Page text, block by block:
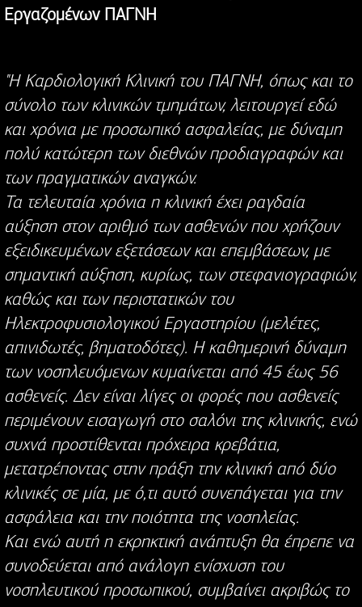
Εργαζομένων ΠΑΓΝΗ
"Η Καρδιολογική Κλινική του ΠΑΓΝΗ, όπως και το
σύνολο των κλινικών τμημάτων, λειτουργεί εδώ
και χρόνια με προσωπικό ασφαλείας, με δύναμη
πολύ κατώτερη των διεθνών προδιαγραφών και
των πραγματικών αναγκών.
Τα τελευταία χρόνια η κλινική έχει ραγδαία
αύξηση στον αριθμό των ασθενών που χρήζουν
εξειδικευμένων εξετάσεων και επεμβάσεων, με
σημαντική αύξηση, κυρίως, των στεφανιογραφιών,
καθώς και των περιστατικών του
Ηλεκτροφυσιολογικού Εργαστηρίου (μελέτες,
απινιδωτές, βηματοδότες). Η καθημερινή δύναμη
των νοσηλευόμενων κυμαίνεται από 45 έως 56
ασθενείς. Δεν είναι λίγες οι φορές που ασθενείς
περιμένουν εισαγωγή στο σαλόνι της κλινικής, ενώ
συχνά προστίθενται πρόχειρα κρεβάτια,
μετατρέποντας στην πράξη την κλινική από δύο
κλινικές σε μία, με ό,τι αυτό συνεπάγεται για την
ασφάλεια και την ποιότητα της νοσηλείας.
Και ενώ αυτή η εκρηκτική ανάπτυξη θα έπρεπε να
συνοδεύεται από ανάλογη ενίσχυση του
νοσηλευτικού προσωπικού, συμβαίνει ακριβώς το